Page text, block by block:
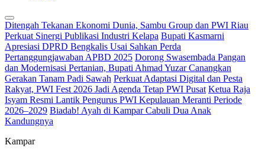
Ditengah Tekanan Ekonomi Dunia, Sambu Group dan PWI Riau
Perkuat Sinergi Publikasi Industri Kelapa Bupati Kasmarni
Apresiasi DPRD Bengkalis Usai Sahkan Perda
Pertanggungjawaban APBD 2025 Dorong Swasembada Pangan
dan Modernisasi Pertanian, Bupati Ahmad Yuzar Canangkan
Gerakan Tanam Padi Sawah Perkuat Adaptasi Digital dan Pesta
Rakyat, PWI Fest 2026 Jadi Agenda Tetap PWI Pusat Ketua Raja
Isyam Resmi Lantik Pengurus PWI Kepulauan Meranti Periode
2026–2029 Biadab! Ayah di Kampar Cabuli Dua Anak
Kandungnya
Kampar